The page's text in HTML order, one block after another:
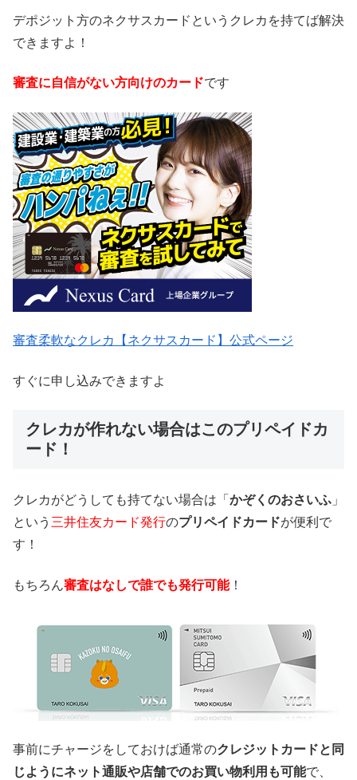
デポジット方のネクサスカードというクレカを持てば解決
できますよ！
審査に自信がない方向けのカードです
審査柔軟なクレカ【ネクサスカード】公式ページ
すぐに申し込みできますよ
クレカが作れない場合はこのプリペイドカ
ード！
クレカがどうしても持てない場合は「 かぞくのおさいふ 」
という 三井住友カード発行のプリペイドカードが便利で
す！
もちろん審査はなしで誰でも発行可能！
事前にチャージをしておけば通常のクレジットカードと同
じようにネット通販や店舗でのお買い物利用も可能で、